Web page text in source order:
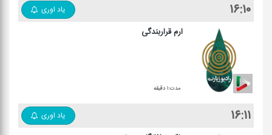
۱۶:۱۰ یاد اوری
ارم قراربندگی
مدت:۱ دقیقه
۱۶:۱۱ یاد اوری